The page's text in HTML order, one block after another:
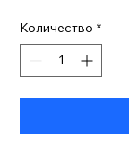
Количество *